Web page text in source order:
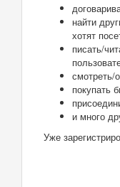
найти
хотят
писать/
смотреть/
покупать
и много
Уже